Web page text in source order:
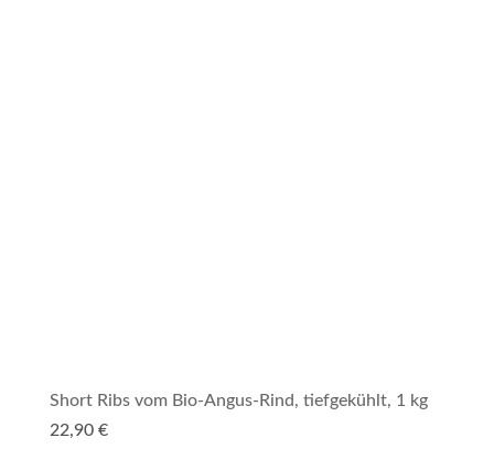
Short Ribs vom Bio-Angus-Rind, tiefgekühlt, 1 kg
22,90 €